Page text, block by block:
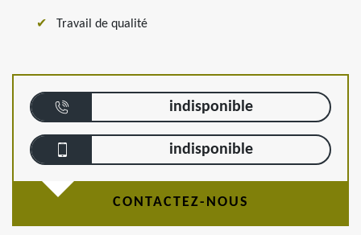
Travail de qualité
indisponible
indisponible
CONTACTEZ-NOUS